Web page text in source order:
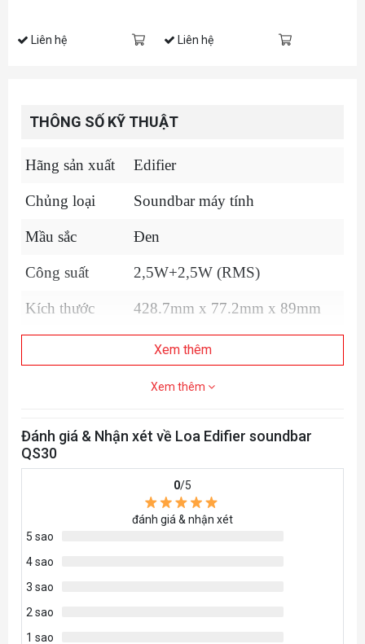
Liên hệ Liên hệ
THÔNG SỐ KỸ THUẬT
Hãng sản xuất Edifier
Chủng loại Soundbar máy tính
Mầu sắc Đen
Công suất 2,5W+2,5W (RMS)
Kích thước 428.7mm x 77.2mm x 89mm
Xem thêm
Xem thêm
Đánh giá & Nhận xét về Loa Edifier soundbar
QS30
0/5
đánh giá & nhận xét
5 sao
4 sao
3 sao
2 sao
1 sao